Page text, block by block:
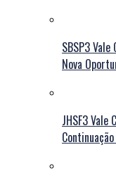
SBSP3
Nova
JHSF3 Vale